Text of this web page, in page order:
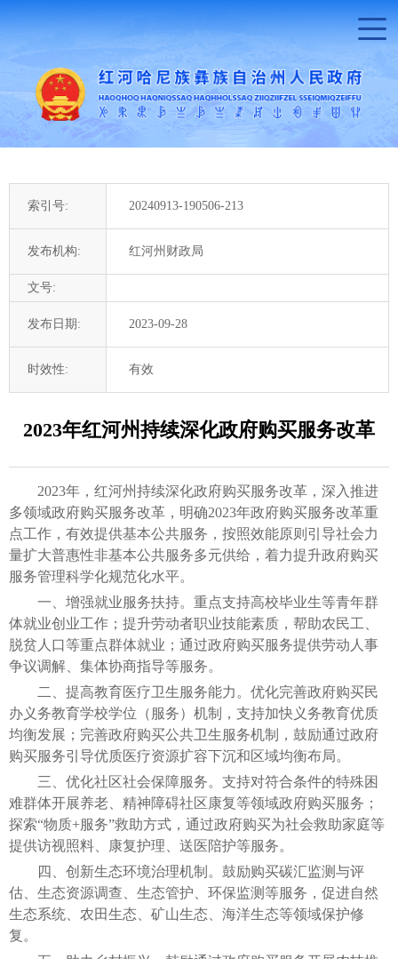
索引号: 20240913-190506-213
发布机构: 红河州财政局
文号:
发布日期: 2023-09-28
时效性: 有效
2023年红河州持续深化政府购买服务改革
2023年，红河州持续深化政府购买服务改革，深入推进
多领域政府购买服务改革，明确2023年政府购买服务改革重
点工作，有效提供基本公共服务，按照效能原则引导社会力
量扩大普惠性非基本公共服务多元供给，着力提升政府购买
服务管理科学化规范化水平。
一、增强就业服务扶持。重点支持高校毕业生等青年群
体就业创业工作；提升劳动者职业技能素质，帮助农民工、
脱贫人口等重点群体就业；通过政府购买服务提供劳动人事
争议调解、集体协商指导等服务。
二、提高教育医疗卫生服务能力。优化完善政府购买民
办义务教育学校学位（服务）机制，支持加快义务教育优质
均衡发展；完善政府购买公共卫生服务机制，鼓励通过政府
购买服务引导优质医疗资源扩容下沉和区域均衡布局。
三、优化社区社会保障服务。支持对符合条件的特殊困
难群体开展养老、精神障碍社区康复等领域政府购买服务；
探索“物质+服务”救助方式，通过政府购买为社会救助家庭等
提供访视照料、康复护理、送医陪护等服务。
四、创新生态环境治理机制。鼓励购买碳汇监测与评
估、生态资源调查、生态管护、环保监测等服务，促进自然
生态系统、农田生态、矿山生态、海洋生态等领域保护修
复。